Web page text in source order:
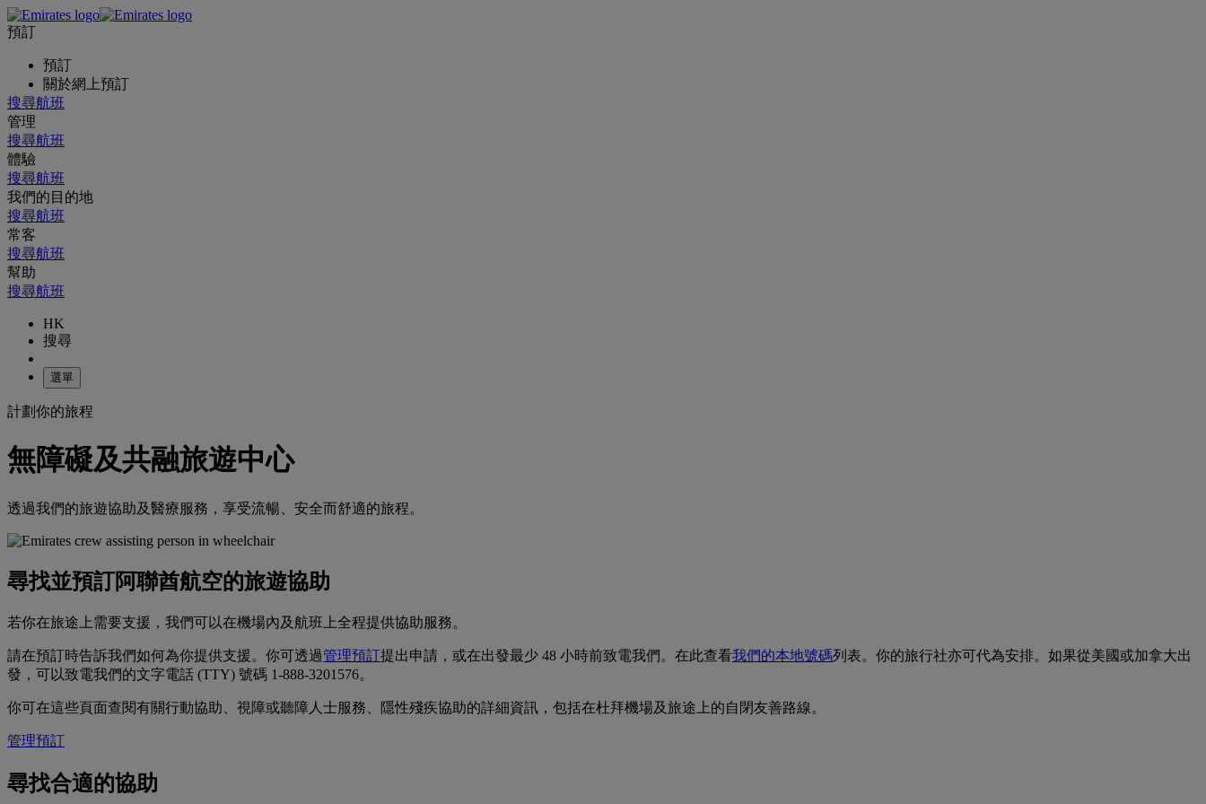
預訂
預訂
關於網上預訂
搜尋航班
管理
搜尋航班
體驗
搜尋航班
我們的目的地
搜尋航班
常客
搜尋航班
幫助
搜尋航班
HK
搜尋
選單
計劃你的旅程
無障礙及共融旅遊中心
透過我們的旅遊協助及醫療服務，享受流暢、安全而舒適的旅程。
尋找並預訂阿聯酋航空的旅遊協助
若你在旅途上需要支援，我們可以在機場內及航班上全程提供協助服務。
請在預訂時告訴我們如何為你提供支援。你可透過管理預訂提出申請，或在出發最少 48 小時前致電我們。在此查看我們的本地號碼列表。你的旅行社亦可代為安排。如果從美國或加拿大出
發，可以致電我們的文字電話 (TTY) 號碼 1-888-3201576。
你可在這些頁面查閱有關行動協助、視障或聽障人士服務、隱性殘疾協助的詳細資訊，包括在杜拜機場及旅途上的自閉友善路線。
管理預訂
尋找合適的協助